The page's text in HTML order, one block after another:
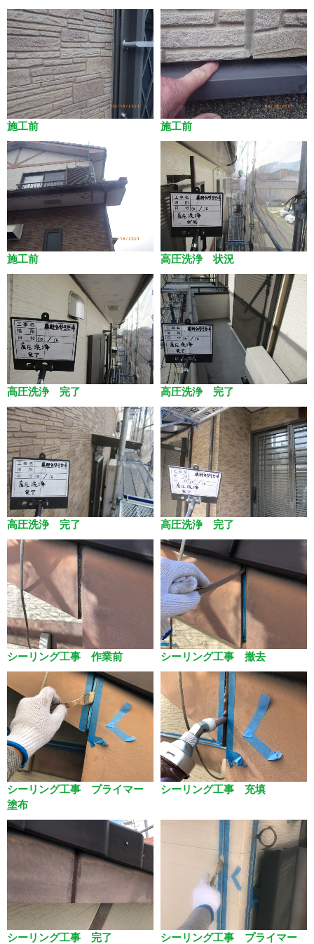
施工前 施工前
施工前 高圧洗浄 状況
高圧洗浄 完了 高圧洗浄 完了
高圧洗浄 完了 高圧洗浄 完了
シーリング工事 作業前 シーリング工事 撤去
シーリング工事 プライマー
塗布
シーリング工事 充填
シーリング工事 完了
シーリング工事 プライマー